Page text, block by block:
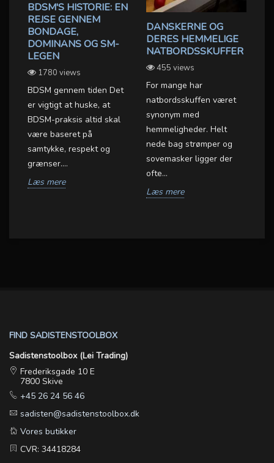
BDSM'S HISTORIE: EN
REJSE GENNEM
BONDAGE,
DOMINANS OG SM-
LEGEN
1780 views
BDSM gennem tiden Det
er vigtigt at huske, at
BDSM-praksis altid skal
være baseret på
samtykke, respekt og
grænser....
Læs mere
DANSKERNE OG
DERES HEMMELIGE
NATBORDSSKUFFER
455 views
For mange har
natbordsskuffen været
synonym med
hemmeligheder. Helt
nede bag strømper og
sovemasker ligger der
ofte...
Læs mere
FIND SADISTENSTOOLBOX
Sadistenstoolbox (Lei Trading)
Frederiksgade 10 E
7800 Skive
+45 26 24 56 46
sadisten@sadistenstoolbox.dk
Vores butikker
CVR: 34418284